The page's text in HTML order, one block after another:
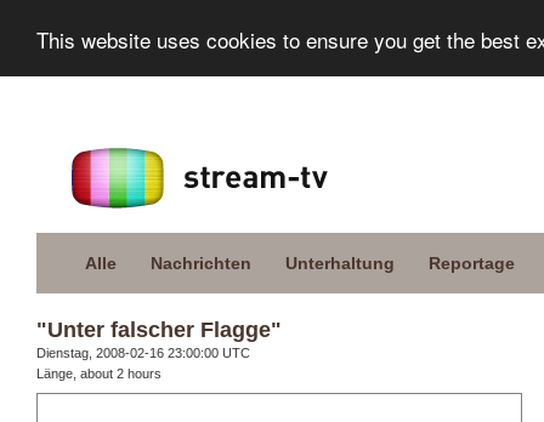
This website uses cookies to ensure you get the best
Alle Nachrichten Unterhaltung Reportage
"Unter falscher Flagge"
Dienstag, 2008-02-16 23:00:00 UTC
Länge, about 2 hours